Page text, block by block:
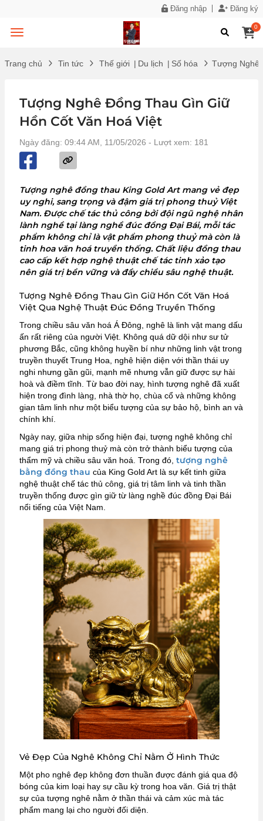
Đăng nhập Đăng ký
0
Trang chủ Tin tức Thế giới | Du lịch | Số hóa Tượng Nghê
Tượng Nghê Đồng Thau Gìn Giữ
Hồn Cốt Văn Hoá Việt
Ngày đăng: 09:44 AM, 11/05/2026 - Lượt xem: 181
Tượng nghê đồng thau King Gold Art mang vẻ đẹp
uy nghi, sang trọng và đậm giá trị phong thuỷ Việt
Nam. Được chế tác thủ công bởi đội ngũ nghệ nhân
lành nghề tại làng nghề đúc đồng Đại Bái, mỗi tác
phẩm không chỉ là vật phẩm phong thuỷ mà còn là
tinh hoa văn hoá truyền thống. Chất liệu đồng thau
cao cấp kết hợp nghệ thuật chế tác tinh xảo tạo
nên giá trị bền vững và đầy chiều sâu nghệ thuật.
Tượng Nghê Đồng Thau Gìn Giữ Hồn Cốt Văn Hoá
Việt Qua Nghệ Thuật Đúc Đồng Truyền Thống
Trong chiều sâu văn hoá Á Đông, nghê là linh vật mang dấu
ấn rất riêng của người Việt. Không quá dữ dội như sư tử
phương Bắc, cũng không huyền bí như những linh vật trong
truyền thuyết Trung Hoa, nghê hiện diện với thần thái uy
nghi nhưng gần gũi, mạnh mẽ nhưng vẫn giữ được sự hài
hoà và điềm tĩnh. Từ bao đời nay, hình tượng nghê đã xuất
hiện trong đình làng, nhà thờ họ, chùa cổ và những không
gian tâm linh như một biểu tượng của sự bảo hộ, bình an và
chính khí.
Ngày nay, giữa nhịp sống hiện đại, tượng nghê không chỉ
mang giá trị phong thuỷ mà còn trở thành biểu tượng của
thẩm mỹ và chiều sâu văn hoá. Trong đó, tượng nghê
bằng đồng thau của King Gold Art là sự kết tinh giữa
nghệ thuật chế tác thủ công, giá trị tâm linh và tinh thần
truyền thống được gìn giữ từ làng nghề đúc đồng Đại Bái
nổi tiếng của Việt Nam.
Vẻ Đẹp Của Nghê Không Chỉ Nằm Ở Hình Thức
Một pho nghê đẹp không đơn thuần được đánh giá qua độ
bóng của kim loại hay sự cầu kỳ trong hoa văn. Giá trị thật
sự của tượng nghê nằm ở thần thái và cảm xúc mà tác
phẩm mang lại cho người đối diện.